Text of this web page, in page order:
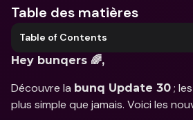
Table des matières
Table of Contents
Hey bunqers 🌈,
Découvre la bunq Update 30 ;
plus simple que jamais. Voici les